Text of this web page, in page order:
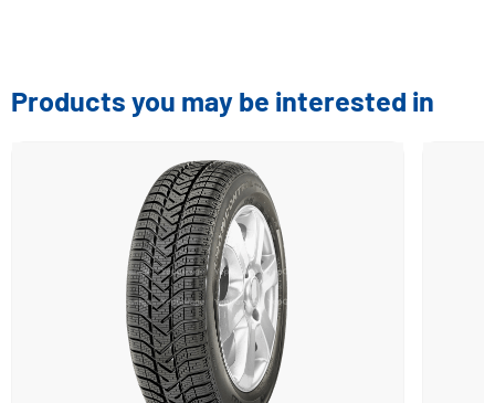
Products you may be interested in